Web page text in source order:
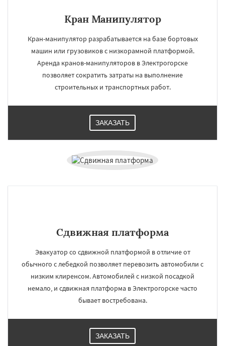
Кран Манипулятор
Кран-манипулятор разрабатывается на базе бортовых
машин или грузовиков с низкорамной платформой.
Аренда кранов-манипуляторов в Электрогорске
позволяет сократить затраты на выполнение
строительных и транспортных работ.
ЗАКАЗАТЬ
Сдвижная платформа
Эвакуатор со сдвижной платформой в отличие от
обычного с лебедкой позволяет перевозить автомобили с
низким клиренсом. Автомобилей с низкой посадкой
немало, и сдвижная платформа в Электрогорске часто
бывает востребована.
ЗАКАЗАТЬ